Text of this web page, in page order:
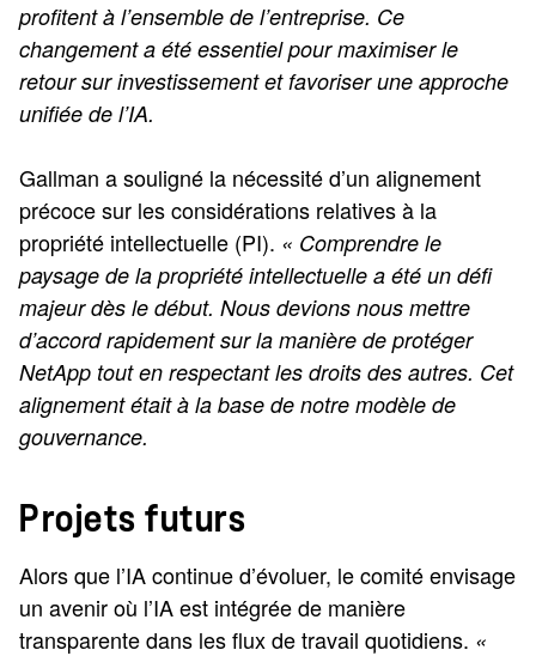
profitent à l’ensemble de l’entreprise. Ce
changement a été essentiel pour maximiser le
retour sur investissement et favoriser une approche
unifiée de l’IA.
Gallman a souligné la nécessité d’un alignement
précoce sur les considérations relatives à la
propriété intellectuelle (PI). « Comprendre le
paysage de la propriété intellectuelle a été un défi
majeur dès le début. Nous devions nous mettre
d’accord rapidement sur la manière de protéger
NetApp tout en respectant les droits des autres. Cet
alignement était à la base de notre modèle de
gouvernance.
Projets futurs
Alors que l’IA continue d’évoluer, le comité envisage
un avenir où l’IA est intégrée de manière
transparente dans les flux de travail quotidiens. «